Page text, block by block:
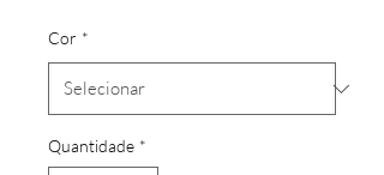
Cor *
Quantidade *